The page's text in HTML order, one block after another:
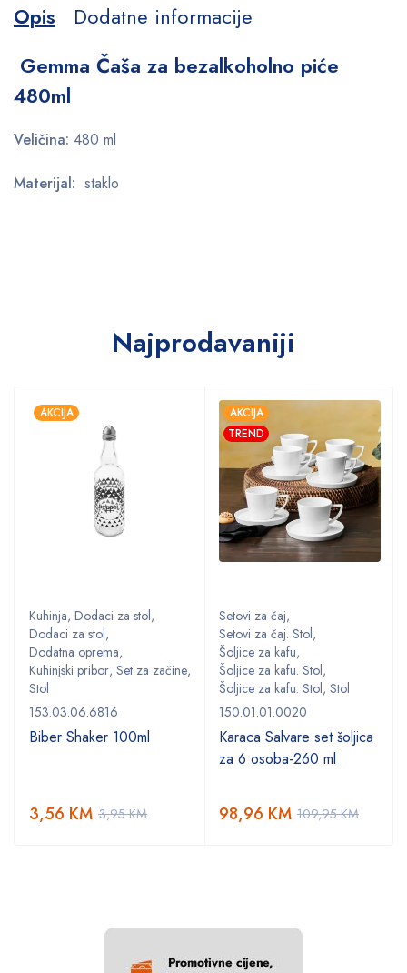
Opis
Dodatne informacije
Gemma Čaša za bezalkoholno piće
480ml
Veličina: 480 ml
Materijal: staklo
Najprodavaniji
AKCIJA
Kuhinja, Dodaci za stol,
Dodaci za stol,
Dodatna oprema,
Kuhinjski pribor, Set za začine,
Stol
153.03.06.6816
Biber Shaker 100ml
3,95KM
3,56 KM
AKCIJA
TREND
Setovi za čaj,
Setovi za čaj. Stol,
Šoljice za kafu,
Šoljice za kafu. Stol,
Šoljice za kafu. Stol, Stol
150.01.01.0020
Karaca Salvare set šoljica
za 6 osoba-260 ml
109,95KM
98,96 KM